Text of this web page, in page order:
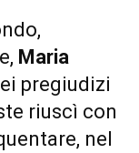
Maria
pregiudizi
riuscì con
nel